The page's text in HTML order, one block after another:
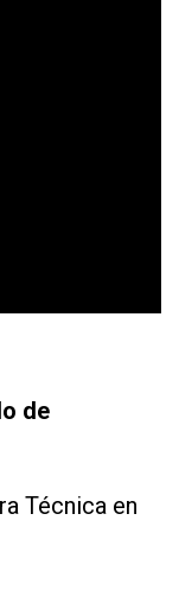
de
Técnica en